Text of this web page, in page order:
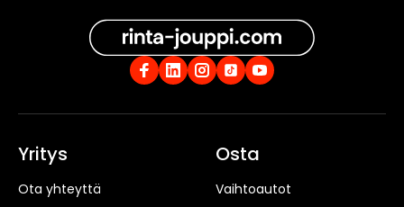
Yritys
Ota yhteyttä
Osta
Vaihtoautot